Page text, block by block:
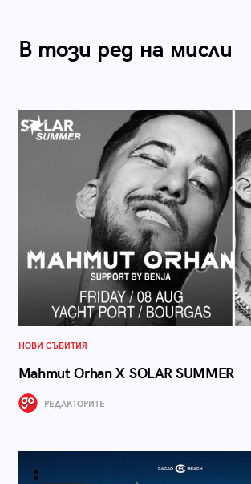
В този ред на мисли
НОВИ СЪБИТИЯ
Мahmut Orhan X SOLAR SUMMER
РЕДАКТОРИТЕ